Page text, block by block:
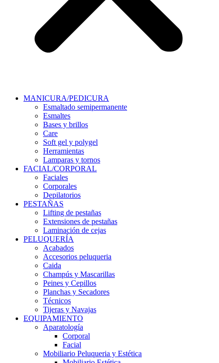
MANICURA/PEDICURA
Esmaltado semipermanente
Esmaltes
Bases y brillos
Care
Soft gel y polygel
Herramientas
Lamparas y tornos
FACIAL/CORPORAL
Faciales
Corporales
Depilatorios
PESTAÑAS
Lifting de pestañas
Extensiones de pestañas
Laminación de cejas
PELUQUERÍA
Acabados
Accesorios peluqueria
Caida
Champús y Mascarillas
Peines y Cepillos
Planchas y Secadores
Técnicos
Tijeras y Navajas
EQUIPAMIENTO
Aparatología
Corporal
Facial
Mobiliario Peluqueria y Estética